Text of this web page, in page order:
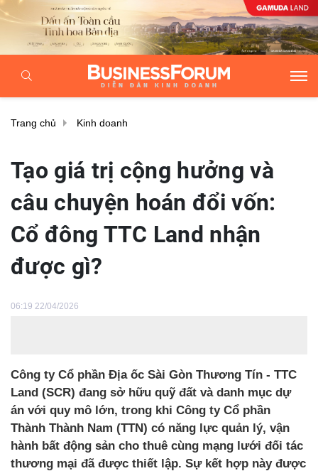
Trang chủ Kinh doanh
Tạo giá trị cộng hưởng và
câu chuyện hoán đổi vốn:
Cổ đông TTC Land nhận
được gì?
06:19 22/04/2026
Công ty Cổ phần Địa ốc Sài Gòn Thương Tín - TTC
Land (SCR) đang sở hữu quỹ đất và danh mục dự
án với quy mô lớn, trong khi Công ty Cổ phần
Thành Thành Nam (TTN) có năng lực quản lý, vận
hành bất động sản cho thuê cùng mạng lưới đối tác
thương mại đã được thiết lập. Sự kết hợp này được